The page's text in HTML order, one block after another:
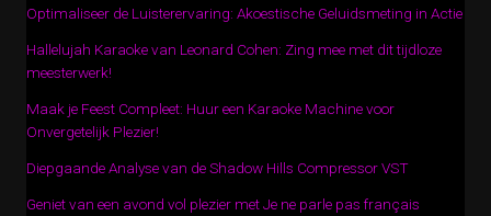
Optimaliseer de Luisterervaring: Akoestische Geluidsmeting in Actie
Hallelujah Karaoke van Leonard Cohen: Zing mee met dit tijdloze
meesterwerk!
Maak je Feest Compleet: Huur een Karaoke Machine voor
Onvergetelijk Plezier!
Diepgaande Analyse van de Shadow Hills Compressor VST
Geniet van een avond vol plezier met Je ne parle pas français